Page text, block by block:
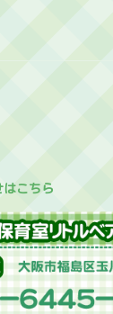
こちら